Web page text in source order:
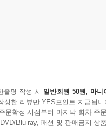
줄평 작성 시 일반회원 50원, 마니
성한 리뷰만 YES포인트 지급됩니
문확정 시점부터 마지막 회차 주
Blu-ray, 패션 및 판매금지 상